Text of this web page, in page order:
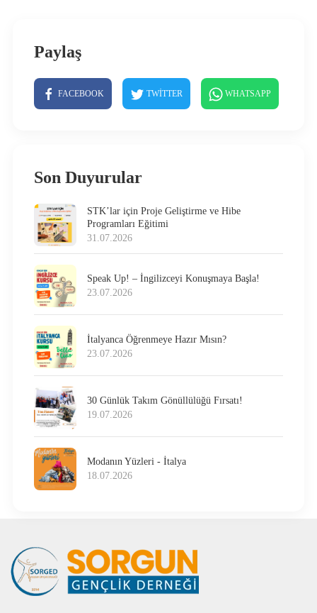
Paylaş
FACEBOOK TWITTER WHATSAPP
Son Duyurular
STK’lar için Proje Geliştirme ve Hibe
Programları Eğitimi
31.07.2026
Speak Up! – İngilizceyi Konuşmaya Başla!
23.07.2026
İtalyanca Öğrenmeye Hazır Mısın?
23.07.2026
30 Günlük Takım Gönüllülüğü Fırsatı!
19.07.2026
Modanın Yüzleri - İtalya
18.07.2026